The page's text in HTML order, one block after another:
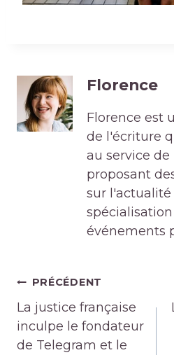
Florence
Florence est
de l'écriture
au service
proposant
sur l'actualité
événements
Navigation
de
l’article
PRÉCÉDENT
La justice française
inculpe le fondateur
de Telegram et le